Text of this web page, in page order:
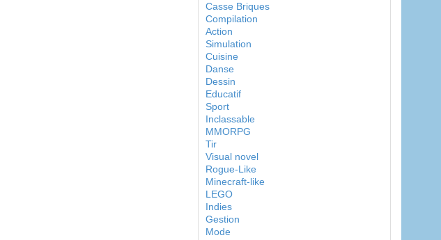
Casse Briques
Compilation
Action
Simulation
Cuisine
Danse
Dessin
Educatif
Sport
Inclassable
MMORPG
Tir
Visual novel
Rogue-Like
Minecraft-like
LEGO
Indies
Gestion
Mode